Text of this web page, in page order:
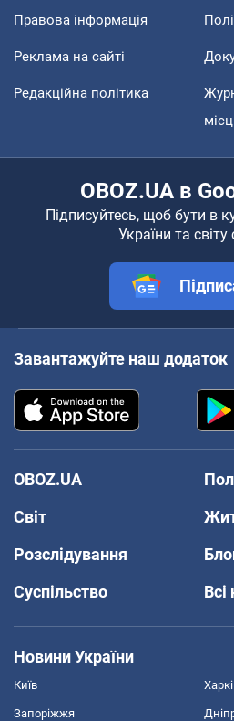
Правова інформація
Реклама на сайті
Редакційна політика
OBOZ.UA в
Підписуйтесь, щоб бути в
України та світу
Завантажуйте наш додаток
OBOZ.UA
Світ
Розслідування
Суспільство
Всі
Новини України
Київ
Запоріжжя